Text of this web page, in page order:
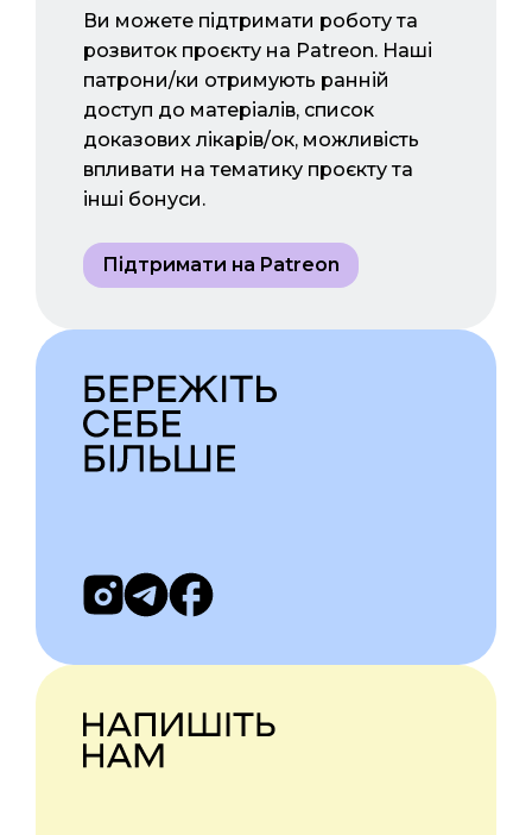
Ви можете підтримати роботу та
розвиток проєкту на Patreon. Наші
патрони/ки отримують ранній
доступ до матеріалів, список
доказових лікарів/ок, можливість
впливати на тематику проєкту та
інші бонуси.
Підтримати на Patreon